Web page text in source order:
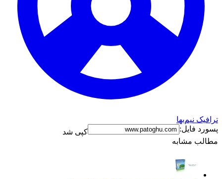
ترافیک نیم‌بها
پسورد فایل:
کپی شد
مطالب مشابه